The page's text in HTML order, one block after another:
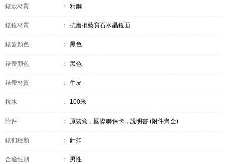
錶殼材質 ： 精鋼
錶鏡材質 ： 抗磨損藍寶石水晶鏡面
錶盤顏色 ： 黑色
錶帶顏色 ： 黑色
錶帶材質 ： 牛皮
抗水 ： 100米
附件 ： 原裝盒，國際聯保卡，說明書 (附件齊全)
錶釦種類 ： 針扣
合適性別 ： 男性